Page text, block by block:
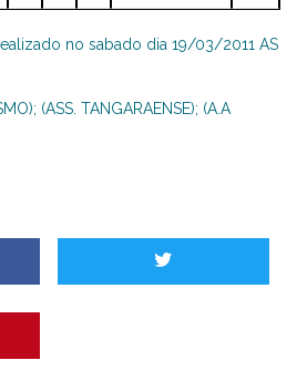
no sabado dia 19/03/2011 AS
(ASS. TANGARAENSE); (A.A